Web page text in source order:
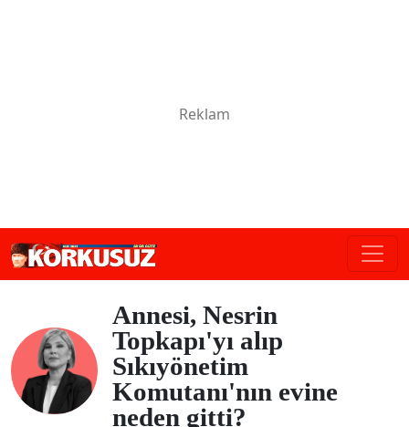
Annesi, Nesrin
Topkapı'yı alıp
Sıkıyönetim
Komutanı'nın evine
neden gitti?